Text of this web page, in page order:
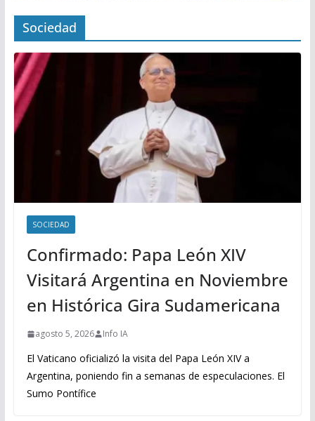
Sociedad
SOCIEDAD
Confirmado: Papa León XIV
Visitará Argentina en Noviembre
en Histórica Gira Sudamericana
agosto 5, 2026 Info IA
El Vaticano oficializó la visita del Papa León XIV a
Argentina, poniendo fin a semanas de especulaciones. El
Sumo Pontífice